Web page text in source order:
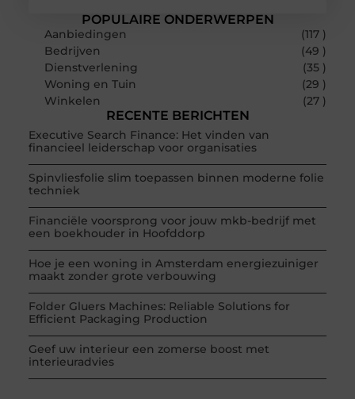
POPULAIRE ONDERWERPEN
Aanbiedingen
(117 )
Bedrijven
(49 )
Dienstverlening
(35 )
Woning en Tuin
(29 )
Winkelen
(27 )
RECENTE BERICHTEN
Executive Search Finance: Het vinden van
financieel leiderschap voor organisaties
Spinvliesfolie slim toepassen binnen moderne folie
techniek
Financiële voorsprong voor jouw mkb-bedrijf met
een boekhouder in Hoofddorp
Hoe je een woning in Amsterdam energiezuiniger
maakt zonder grote verbouwing
Folder Gluers Machines: Reliable Solutions for
Efficient Packaging Production
Geef uw interieur een zomerse boost met
interieuradvies